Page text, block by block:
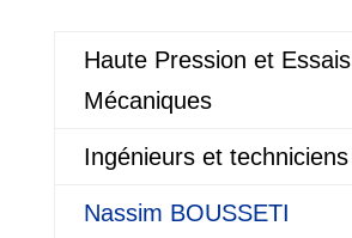
Haute Pression et Essais
Mécaniques
Ingénieurs et techniciens
Nassim BOUSSETI